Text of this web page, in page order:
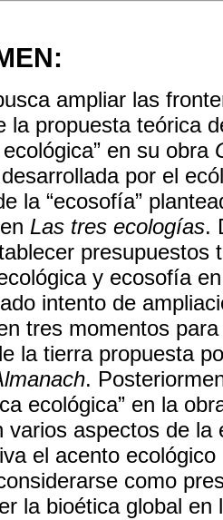
ampliar las
la propuesta teórica
en su obra
por el
la “ecosofía”
Las tres ecologías.
presupuestos
y ecosofía
intento de
tres momentos
la tierra propuesta
.
ecológica” en la
varios aspectos de
el acento
como
la bioética global en